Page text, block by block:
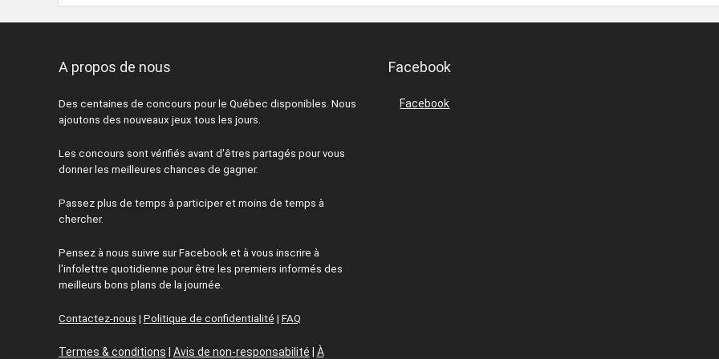
A propos de nous
Des centaines de concours pour le Québec disponibles. Nous
ajoutons des nouveaux jeux tous les jours.
Les concours sont vérifiés avant d'êtres partagés pour vous
donner les meilleures chances de gagner.
Passez plus de temps à participer et moins de temps à
chercher.
Pensez à nous suivre sur Facebook et à vous inscrire à
l'infolettre quotidienne pour être les premiers informés des
meilleurs bons plans de la journée.
Contactez-nous | Politique de confidentialité | FAQ
Termes & conditions Avis de non-responsabilité À
Facebook
Facebook